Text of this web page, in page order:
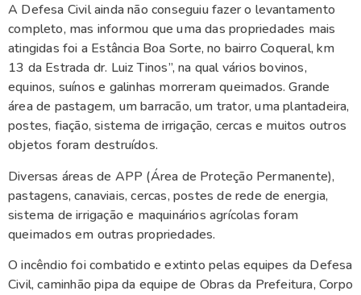
A Defesa Civil ainda não conseguiu fazer o levantamento
completo, mas informou que uma das propriedades mais
atingidas foi a Estância Boa Sorte, no bairro Coqueral, km
13 da Estrada dr. Luiz Tinos”, na qual vários bovinos,
equinos, suínos e galinhas morreram queimados. Grande
área de pastagem, um barracão, um trator, uma plantadeira,
postes, fiação, sistema de irrigação, cercas e muitos outros
objetos foram destruídos.
Diversas áreas de APP (Área de Proteção Permanente),
pastagens, canaviais, cercas, postes de rede de energia,
sistema de irrigação e maquinários agrícolas foram
queimados em outras propriedades.
O incêndio foi combatido e extinto pelas equipes da Defesa
Civil, caminhão pipa da equipe de Obras da Prefeitura, Corpo